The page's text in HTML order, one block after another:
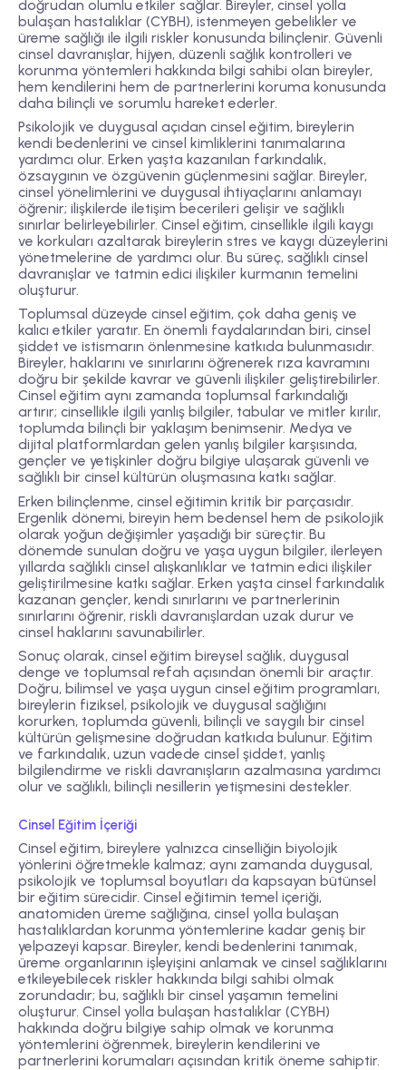
doğrudan olumlu etkiler sağlar. Bireyler, cinsel yolla
bulaşan hastalıklar (CYBH), istenmeyen gebelikler ve
üreme sağlığı ile ilgili riskler konusunda bilinçlenir. Güvenli
cinsel davranışlar, hijyen, düzenli sağlık kontrolleri ve
korunma yöntemleri hakkında bilgi sahibi olan bireyler,
hem kendilerini hem de partnerlerini koruma konusunda
daha bilinçli ve sorumlu hareket ederler.
Psikolojik ve duygusal açıdan cinsel eğitim, bireylerin
kendi bedenlerini ve cinsel kimliklerini tanımalarına
yardımcı olur. Erken yaşta kazanılan farkındalık,
özsaygının ve özgüvenin güçlenmesini sağlar. Bireyler,
cinsel yönelimlerini ve duygusal ihtiyaçlarını anlamayı
öğrenir; ilişkilerde iletişim becerileri gelişir ve sağlıklı
sınırlar belirleyebilirler. Cinsel eğitim, cinsellikle ilgili kaygı
ve korkuları azaltarak bireylerin stres ve kaygı düzeylerini
yönetmelerine de yardımcı olur. Bu süreç, sağlıklı cinsel
davranışlar ve tatmin edici ilişkiler kurmanın temelini
oluşturur.
Toplumsal düzeyde cinsel eğitim, çok daha geniş ve
kalıcı etkiler yaratır. En önemli faydalarından biri, cinsel
şiddet ve istismarın önlenmesine katkıda bulunmasıdır.
Bireyler, haklarını ve sınırlarını öğrenerek rıza kavramını
doğru bir şekilde kavrar ve güvenli ilişkiler geliştirebilirler.
Cinsel eğitim aynı zamanda toplumsal farkındalığı
artırır; cinsellikle ilgili yanlış bilgiler, tabular ve mitler kırılır,
toplumda bilinçli bir yaklaşım benimsenir. Medya ve
dijital platformlardan gelen yanlış bilgiler karşısında,
gençler ve yetişkinler doğru bilgiye ulaşarak güvenli ve
sağlıklı bir cinsel kültürün oluşmasına katkı sağlar.
Erken bilinçlenme, cinsel eğitimin kritik bir parçasıdır.
Ergenlik dönemi, bireyin hem bedensel hem de psikolojik
olarak yoğun değişimler yaşadığı bir süreçtir. Bu
dönemde sunulan doğru ve yaşa uygun bilgiler, ilerleyen
yıllarda sağlıklı cinsel alışkanlıklar ve tatmin edici ilişkiler
geliştirilmesine katkı sağlar. Erken yaşta cinsel farkındalık
kazanan gençler, kendi sınırlarını ve partnerlerinin
sınırlarını öğrenir, riskli davranışlardan uzak durur ve
cinsel haklarını savunabilirler.
Sonuç olarak, cinsel eğitim bireysel sağlık, duygusal
denge ve toplumsal refah açısından önemli bir araçtır.
Doğru, bilimsel ve yaşa uygun cinsel eğitim programları,
bireylerin fiziksel, psikolojik ve duygusal sağlığını
korurken, toplumda güvenli, bilinçli ve saygılı bir cinsel
kültürün gelişmesine doğrudan katkıda bulunur. Eğitim
ve farkındalık, uzun vadede cinsel şiddet, yanlış
bilgilendirme ve riskli davranışların azalmasına yardımcı
olur ve sağlıklı, bilinçli nesillerin yetişmesini destekler.
Cinsel Eğitim İçeriği
Cinsel eğitim, bireylere yalnızca cinselliğin biyolojik
yönlerini öğretmekle kalmaz; aynı zamanda duygusal,
psikolojik ve toplumsal boyutları da kapsayan bütünsel
bir eğitim sürecidir. Cinsel eğitimin temel içeriği,
anatomiden üreme sağlığına, cinsel yolla bulaşan
hastalıklardan korunma yöntemlerine kadar geniş bir
yelpazeyi kapsar. Bireyler, kendi bedenlerini tanımak,
üreme organlarının işleyişini anlamak ve cinsel sağlıklarını
etkileyebilecek riskler hakkında bilgi sahibi olmak
zorundadır; bu, sağlıklı bir cinsel yaşamın temelini
oluşturur. Cinsel yolla bulaşan hastalıklar (CYBH)
hakkında doğru bilgiye sahip olmak ve korunma
yöntemlerini öğrenmek, bireylerin kendilerini ve
partnerlerini korumaları açısından kritik öneme sahiptir.